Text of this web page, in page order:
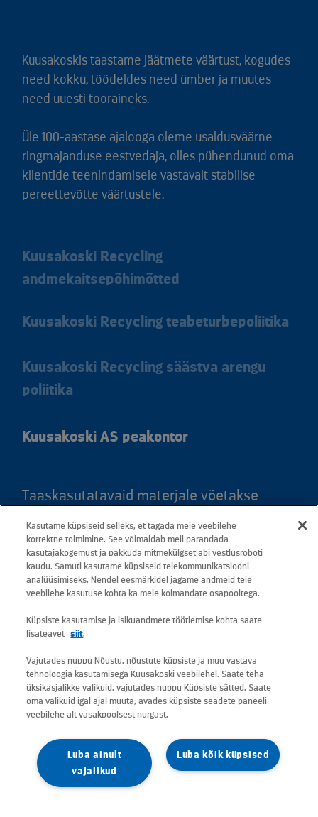
Kuusakoskis taastame jäätmete väärtust, kogudes
need kokku, töödeldes need ümber ja muutes
need uuesti tooraineks.
Üle 100-aastase ajalooga oleme usaldusväärne
ringmajanduse eestvedaja, olles pühendunud oma
klientide teenindamisele vastavalt stabiilse
pereettevõtte väärtustele.
Kuusakoski Recycling
andmekaitsepõhimõtted
Kuusakoski Recycling teabeturbepoliitika
Kuusakoski Recycling säästva arengu
poliitika
Kuusakoski AS peakontor
Taaskasutatavaid materjale võetakse
Kaardil klõpsates leiate kõigi maakondade
teeninduspunktid ja teejuhised.
Postiaadress: Betooni 12, 13816 Tallinn
(Eesti)
Kõik e-posti aadressid on kujul
eesnimi.perekonnanimi@kuusakoski.com
Konkreetsete tegevuskohtade
kontaktandmete vaatamiseks valige
Kasutame küpsiseid selleks, et tagada meie veebilehe
korrektne toimimine. See võimaldab meil parandada
kasutajakogemust ja pakkuda mitmekülgset abi vestlusroboti
kaudu. Samuti kasutame küpsiseid telekommunikatsiooni
analüüsimiseks. Nendel eesmärkidel jagame andmeid teie
veebilehe kasutuse kohta ka meie kolmandate osapooltega.
Küpsiste kasutamise ja isikuandmete töötlemise kohta saate
lisateavet
siit.
Vajutades nuppu Nõustu, nõustute küpsiste ja muu vastava
tehnoloogia kasutamisega Kuusakoski veebilehel. Saate teha
üksikasjalikke valikuid, vajutades nuppu Küpsiste sätted. Saate
oma valikuid igal ajal muuta, avades küpsiste seadete paneeli
veebilehe alt vasakpoolsest nurgast.
Luba kõik küpsised
Luba ainult
vajalikud